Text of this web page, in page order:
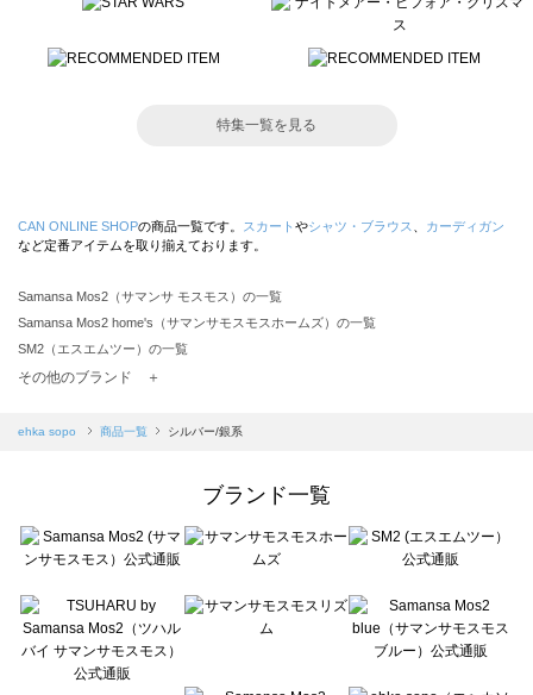
特集一覧を見る
CAN ONLINE SHOPの商品一覧です。 スカート やシャツ・ブラウス
カーディガン
など定番アイテムを取り揃えております。
Samansa Mos2（サマンサ モスモス）の一覧
Samansa Mos2 home's（サマンサモスモスホームズ）の一覧
SM2（エスエムツー）の一覧
TSUHARU by Samansa Mos2（ツハルバイサマンサモスモス）の一覧
Samansa Mos2 blue（サマンサモスモス ブルー）の一覧
Te chichi（テチチ）の一覧
Te chichi CLASSIC（テチチ クラシック）の一覧
Lugnoncure（ルノンキュール）の一覧
BETTY'S BLUE（べティーズブルー）の一覧
Wpc.（ワールドパーティー）の一覧
その他のブランド ＋
ehka sopo 商品一覧 シルバー/銀系
ブランド一覧